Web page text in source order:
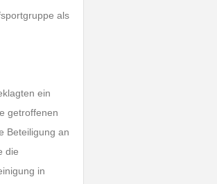
als
ein
getroffenen
Beteiligung an
die
in